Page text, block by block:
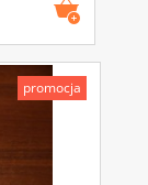
promocja